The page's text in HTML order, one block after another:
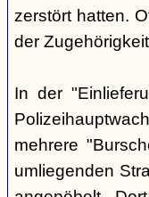
zerstört hatten.
der
In der
mehrere
umliegenden